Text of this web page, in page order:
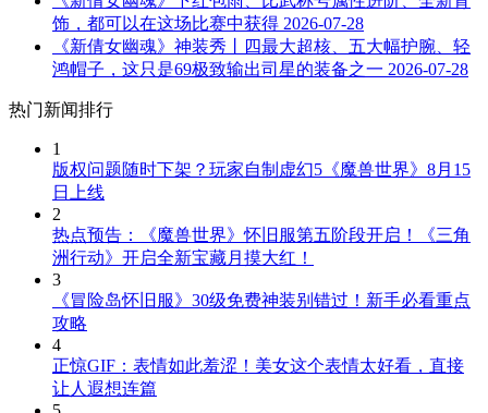
饰，都可以在这场比赛中获得 2026-07-28
《新倩女幽魂》神装秀丨四最大超核、五大幅护腕、轻
鸿帽子，这只是69极致输出司星的装备之一 2026-07-28
热门新闻排行
1
版权问题随时下架？玩家自制虚幻5《魔兽世界》8月15
日上线
2
热点预告：《魔兽世界》怀旧服第五阶段开启！《三角
洲行动》开启全新宝藏月摸大红！
3
《冒险岛怀旧服》30级免费神装别错过！新手必看重点
攻略
4
正惊GIF：表情如此羞涩！美女这个表情太好看，直接
让人遐想连篇